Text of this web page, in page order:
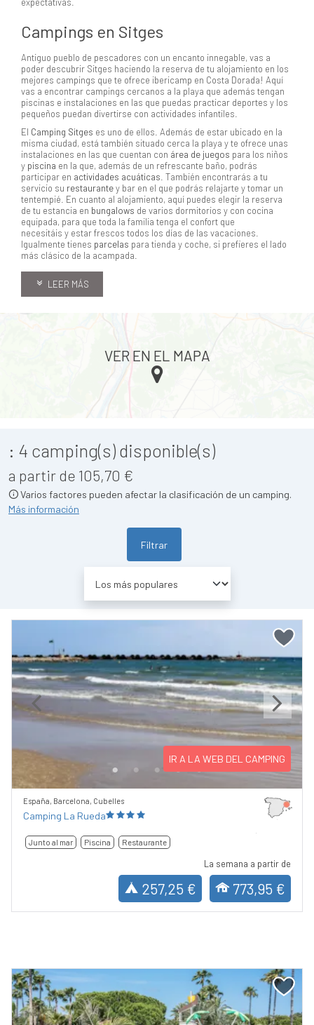
Campings en Sitges
Antiguo pueblo de pescadores con un encanto innegable, vas a
poder descubrir Sitges haciendo la reserva de tu alojamiento en los
mejores campings que te ofrece ibericamp en Costa Dorada! Aquí
vas a encontrar campings cercanos a la playa que además tengan
piscinas e instalaciones en las que puedas practicar deportes y los
pequeños puedan divertirse con actividades infantiles.
El Camping Sitges es uno de ellos. Además de estar ubicado en la
misma ciudad, está también situado cerca la playa y te ofrece unas
instalaciones en las que cuentan con área de juegos para los niños
y piscina en la que, además de un refrescante baño, podrás
participar en actividades acuáticas . También encontrarás a tu
servicio su restaurantey bar en el que podrás relajarte y tomar un
tentempié. En cuanto al alojamiento, aquí puedes elegir la reserva
de tu estancia en bungalows de varios dormitorios y con cocina
equipada, para que toda la familia tenga el confort que
necesitáis y estar frescos todos los días de las vacaciones.
Igualmente tienes parcelas para tienda y coche, si prefieres el lado
más clásico de la acampada.
LEER MÁS
: 4 camping(s) disponible(s)
a partir de 105,70 €
Varios factores pueden afectar la clasificación de un camping.
Más información
Filtrar
Previous Next
IR A LA WEB DEL CAMPING
España, Barcelona, Cubelles
Camping La Rueda
Junto al mar Piscina Restaurante
La semana a partir de
257,25 € 773,95 €
VER EN EL MAPA